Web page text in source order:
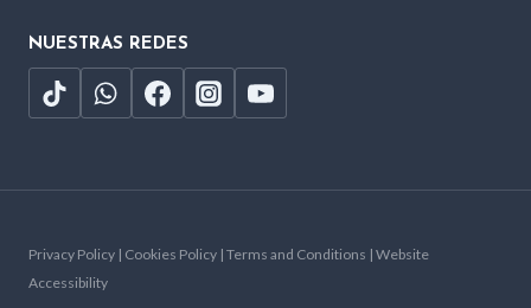
NUESTRAS REDES
Privacy Policy | Cookies Policy | Terms and Conditions | Website
Accessibility